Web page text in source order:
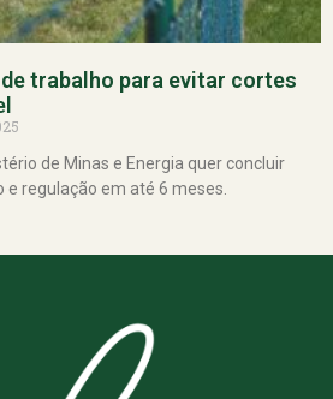
trabalho para evitar cortes
de Minas e Energia quer concluir
regulação em até 6 meses.